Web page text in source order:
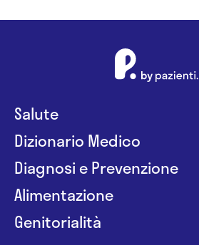
Salute
Dizionario Medico
Diagnosi e Prevenzione
Alimentazione
Genitorialità